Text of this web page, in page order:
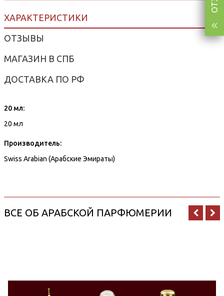
ХАРАКТЕРИСТИКИ
ОТЗЫВЫ
МАГАЗИН В СПБ
ДОСТАВКА ПО РФ
20 мл:
20 мл
Производитель:
Swiss Arabian (Арабские Эмираты)
ВСЕ ОБ АРАБСКОЙ ПАРФЮМЕРИИ